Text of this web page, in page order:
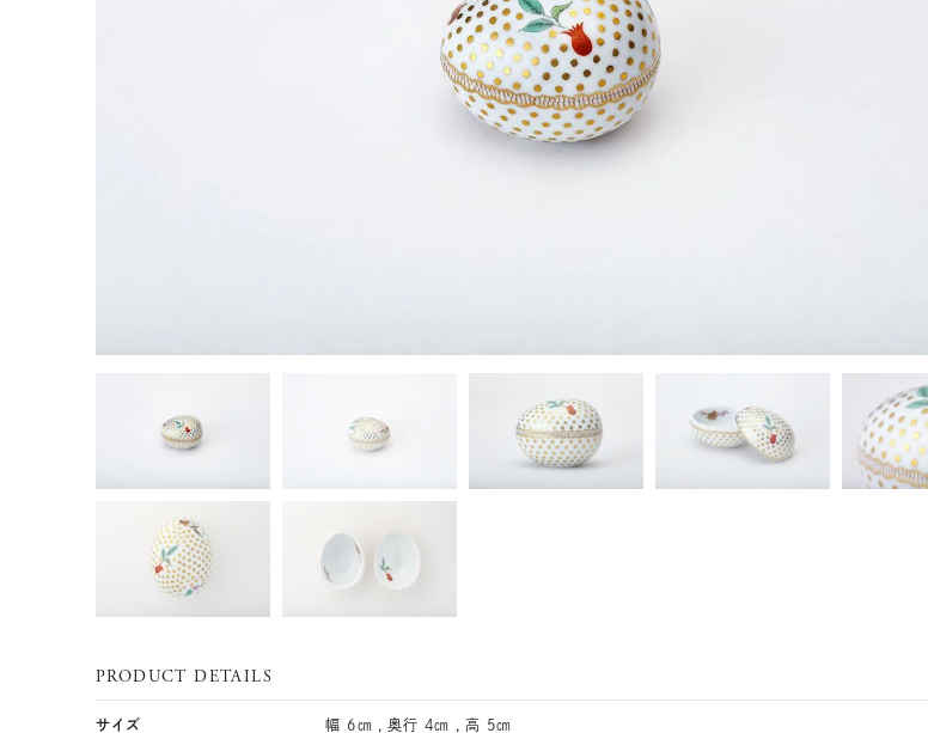
茶器揃い
PRODUCT DETAILS
サイズ 幅 6㎝ , 奥行 4㎝ , 高 5㎝